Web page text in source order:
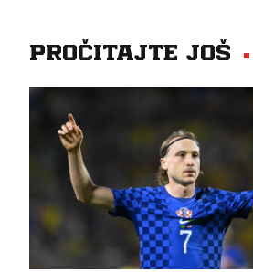
Pročitajte još